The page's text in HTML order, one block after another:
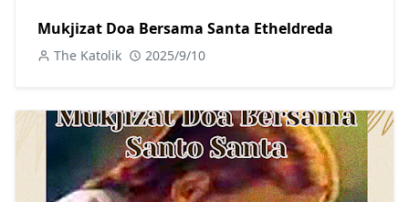
Mukjizat Doa Bersama Santa Etheldreda
The Katolik 2025/9/10